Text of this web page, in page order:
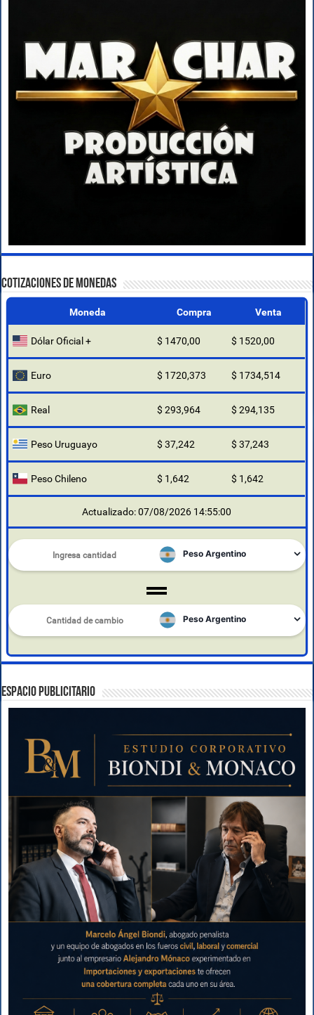
COTIZACIONES DE MONEDAS
Moneda Compra Venta
Dólar Oficial + $ 1470,00 $ 1520,00
Euro $ 1720,373 $ 1734,514
Real $ 293,964 $ 294,135
Peso Uruguayo $ 37,242 $ 37,243
Peso Chileno $ 1,642 $ 1,642
Actualizado: 07/08/2026 14:55:00
ESPACIO PUBLICITARIO